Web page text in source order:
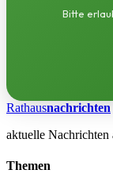
Bitte
Rathausnachrichten
aktuelle Nachrichten
Themen